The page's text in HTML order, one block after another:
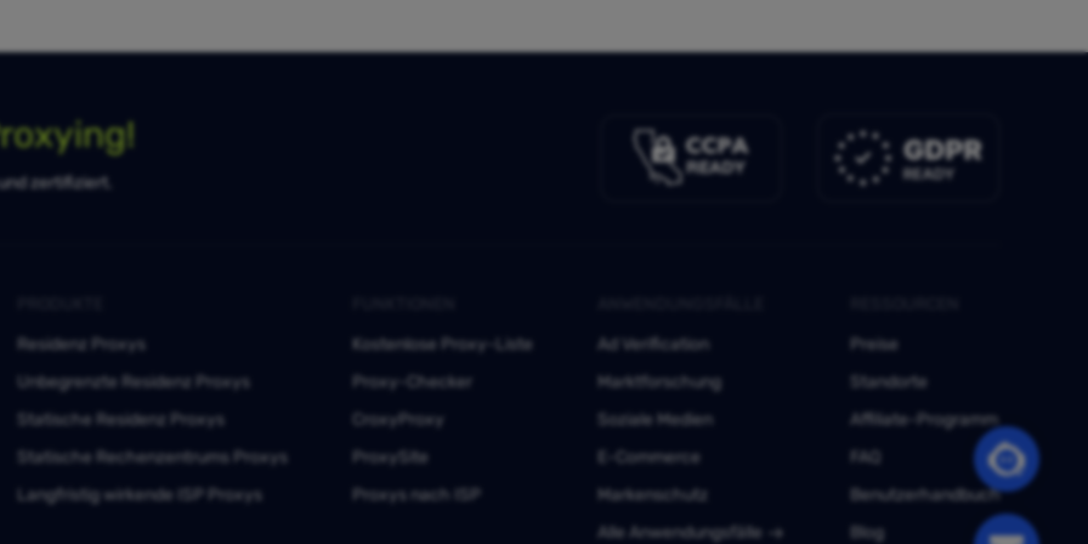
zertifiziert.
Residenz Proxys
Unbegrenzte Residenz Proxys
Statische Residenz Proxys
Statische Rechenzentrums Proxys
Langfristig wirkende ISP Proxys
Kostenlose Proxy-Liste
Proxy-Checker
CroxyProxy
ProxySite
Proxys nach ISP
Ad Verification
Marktforschung
Soziale Medien
E-Commerce
Markenschutz
Alle Anwendungsfälle
Preise
Standorte
Affiliate-Programm
FAQ
Benutzerhandbuch
Blog